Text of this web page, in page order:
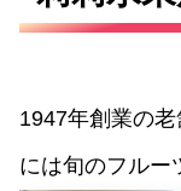
1947年創業の
には旬のフルー